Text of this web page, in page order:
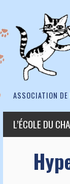
ASSOCIATION
L’ÉCOLE DU